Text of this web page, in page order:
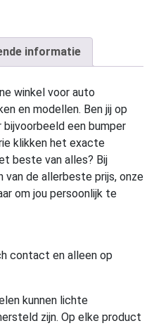
informatie
winkel voor auto
en modellen. Ben jij op
een bumper
klikken het exacte
beste van alles? Bij
van de allerbeste prijs, onze
om jou persoonlijk te
contact en alleen op
kunnen lichte
zijn. Op elke product